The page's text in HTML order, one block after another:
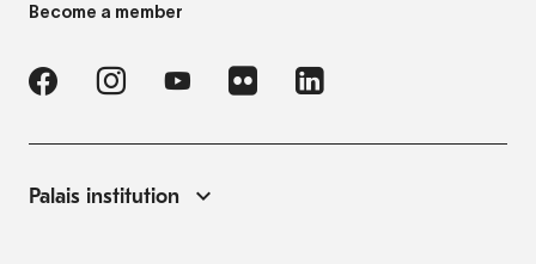
Become a member
Palais institution